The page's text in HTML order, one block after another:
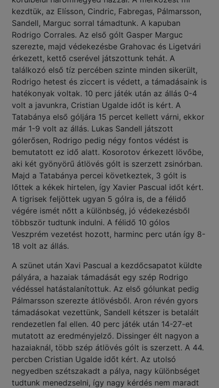
kezdtük, az Elísson, Cindric, Fabregas, Pálmarsson,
Sandell, Marguc sorral támadtunk. A kapuban
Rodrigo Corrales. Az első gólt Gasper Marguc
szerezte, majd védekezésbe Grahovac és Ligetvári
érkezett, kettő cserével játszottunk tehát. A
találkozó első tíz percében szinte minden sikerült,
Rodrigo hetest és ziccert is védett, a támadásaink is
hatékonyak voltak. 10 perc játék után az állás 0-4
volt a javunkra, Cristian Ugalde időt is kért. A
Tatabánya első góljára 15 percet kellett várni, ekkor
már 1-9 volt az állás. Lukas Sandell játszott
gólerősen, Rodrigo pedig négy fontos védést is
bemutatott ez idő alatt. Kosorotov érkezett lövőbe,
aki két gyönyörű átlövés gólt is szerzett zsinórban.
Majd a Tatabánya percei következtek, 3 gólt is
lőttek a kékek hirtelen, így Xavier Pascual időt kért.
A tigrisek feljöttek ugyan 5 gólra is, de a félidő
végére ismét nőtt a különbség, jó védekezésből
többször tudtunk indulni. A félidő 10 gólos
Veszprém vezetést hozott, harminc perc után így 8-
18 volt az állás.
A szünet után Xavi Pascual a kezdőcsapatot küldte
pályára, a hazaiak támadását egy szép Rodrigo
védéssel hatástalanítottuk. Az első gólunkat pedig
Pálmarsson szerezte átlövésből. Aron révén gyors
támadásokat vezettünk, Sandell kétszer is betalált
rendezetlen fal ellen. 40 perc játék után 14-27-et
mutatott az eredményjelző. Dissinger élt nagyon a
hazaiaknál, több szép átlövés gólt is szerzett. A 44.
percben Cristian Ugalde időt kért. Az utolsó
negyedben szétszakadt a pálya, nagy különbséget
tudtunk menedzselni, így nagy kérdés nem maradt